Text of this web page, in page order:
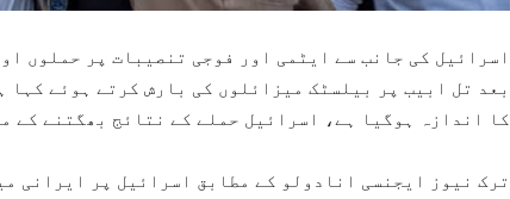
اسرائیل کی جانب سے ایٹمی اور فوجی تنصیبات پر حملوں
بعد تل ابیب پر بیلسٹک میزائلوں کی بارش کرتے ہوئے کہا
کا اندازہ ہوگیا ہے، اسرائیل حملے کے نتائج بھگتنے کے